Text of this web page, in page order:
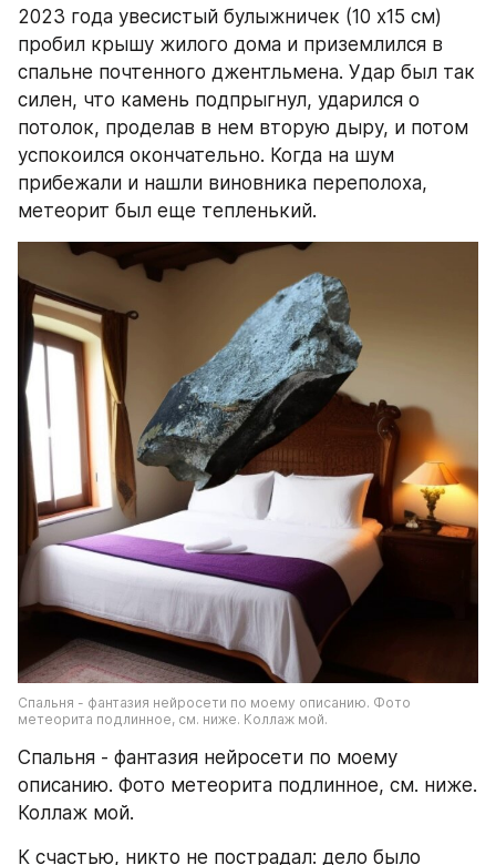
2023 года увесистый булыжничек (10 х15 см)
пробил крышу жилого дома и приземлился в
спальне почтенного джентльмена. Удар был так
силен, что камень подпрыгнул, ударился о
потолок, проделав в нем вторую дыру, и потом
успокоился окончательно. Когда на шум
прибежали и нашли виновника переполоха,
метеорит был еще тепленький.
Спальня - фантазия нейросети по моему описанию. Фото
метеорита подлинное, см. ниже. Коллаж мой.
Спальня - фантазия нейросети по моему
описанию. Фото метеорита подлинное, см. ниже.
Коллаж мой.
К счастью, никто не пострадал: дело было